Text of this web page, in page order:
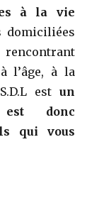
à la vie
domiciliées
l’âge, à la
est un
est donc
qui vous